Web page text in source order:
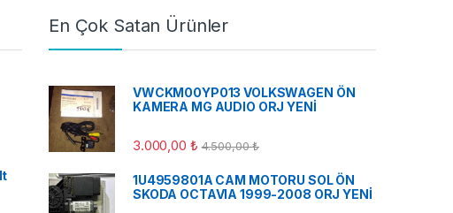
En Çok Satan Ürünler
VWCKM00YP013 VOLKSWAGEN ÖN
KAMERA MG AUDIO ORJ YENİ
3.000,00 ₺ 4.500,00₺
1U4959801A CAM MOTORU SOL ÖN
SKODA OCTAVIA 1999-2008 ORJ YENİ